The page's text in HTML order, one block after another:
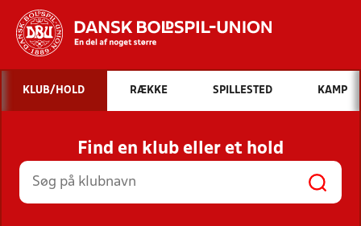
Hvad vil du søge efter?
INDHOLD OG NYHEDER
STILLINGER, RESULTATER, KLUBBER OG
HOLD
KLUB/HOLD RÆKKE SPILLESTED KAMP
Find en klub eller et hold